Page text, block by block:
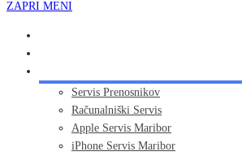
ZAPRI MENI
Servis Prenosnikov
Računalniški Servis
Apple Servis Maribor
iPhone Servis Maribor